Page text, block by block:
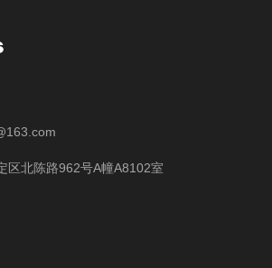
区北陈路962号A幢A8102室